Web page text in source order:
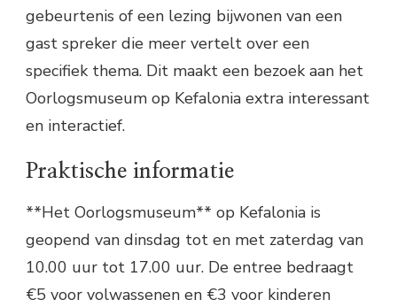
gebeurtenis of een lezing bijwonen van een
gast spreker die meer vertelt over een
specifiek thema. Dit maakt een bezoek aan het
Oorlogsmuseum op Kefalonia extra interessant
en interactief.
Praktische informatie
**Het Oorlogsmuseum** op Kefalonia is
geopend van dinsdag tot en met zaterdag van
10.00 uur tot 17.00 uur. De entree bedraagt
€5 voor volwassenen en €3 voor kinderen